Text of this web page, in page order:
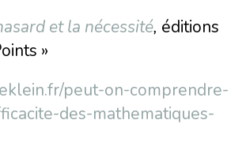
et la nécessité, éditions
»
peut-on-comprendre-
des-mathematiques-